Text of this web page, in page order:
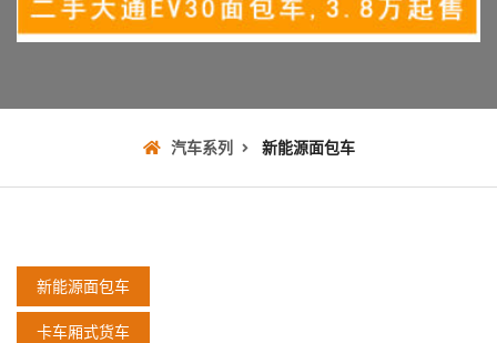
汽车系列 新能源面包车
新能源面包车
卡车厢式货车